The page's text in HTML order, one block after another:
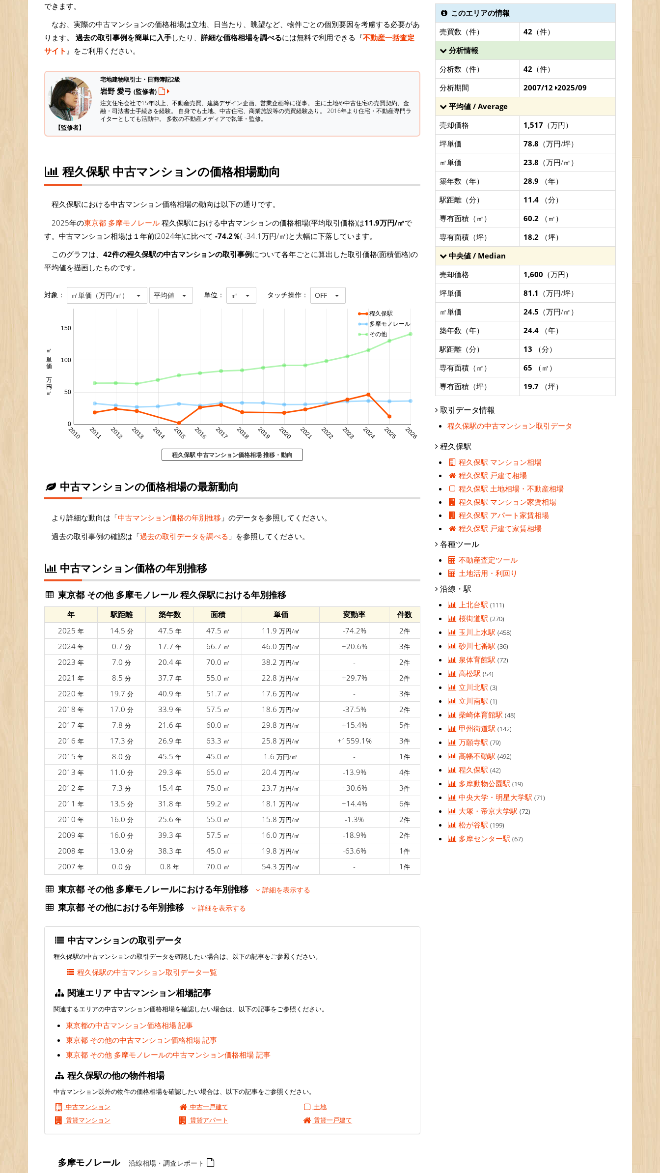
できます。
なお、実際の中古マンションの価格相場は立地、日当たり、眺望など、物件ごとの個別要因を考慮する必要があ
ります。 過去の取引事例を簡単に入手したり、 詳細な価格相場を調べるには無料で利用できる『不動産一括査定
サイト 』をご利用ください。
【監修者】
宅地建物取引士・日商簿記2級
岩野 愛弓 (監修者)
注文住宅会社で15年以上、不動産売買、建築デザイン企画、営業企画等に従事。 主に土地や中古住宅の売買契約、金
融・司法書士手続きを経験。 自身でも土地、中古住宅、商業施設等の売買経験あり。 2016年より住宅・不動産専門ラ
イターとしても活動中。 多数の不動産メディアで執筆・監修。
程久保駅 中古マンションの価格相場動向
程久保駅における中古マンション価格相場の動向は以下の通りです。
2025年の東京都 多摩モノレール 程久保駅における中古マンションの価格相場(平均取引価格)は11.9万円/㎡で
す。中古マンション相場は１年前(2024年)に比べて -74.2％( -34.1万円/㎡)と大幅に下落しています。
このグラフは、 42件の程久保駅の中古マンションの取引事例について各年ごとに算出した取引価格(面積価格)の
平均値を描画したものです。
対象： ㎡単価（万円/㎡） 平均値 単位： ㎡ タッチ操作： OFF
2010 2011 2012 2013 2014 2015 2016 2017 2018 2019 2020 2021 2022 2023 2024 2025 2026
0
50
100
150
㎡単価 万円/㎡
程久保駅
多摩モノレール
その他
程久保駅 中古マンション価格相場 推移・動向
中古マンションの価格相場の最新動向
より詳細な動向は「中古マンション価格の年別推移 」のデータを参照してください。
過去の取引事例の確認は「過去の取引データを調べる 」を参照してください。
中古マンション価格の年別推移
東京都 その他 多摩モノレール 程久保駅における年別推移
年 駅距離 築年数 面積 単価 変動率
件数
2025 年 14.5 分 47.5 年 47.5 ㎡ 11.9 万円/㎡ -74.2% 2件
2024 年 0.7 分 17.7 年 66.7 ㎡ 46.0 万円/㎡ +20.6% 3件
2023 年 7.0 分 20.4 年 70.0 ㎡ 38.2 万円/㎡ - 2件
2021 年 8.5 分 37.7 年 55.0 ㎡ 22.8 万円/㎡ +29.7% 2件
2020 年 19.7 分 40.9 年 51.7 ㎡ 17.6 万円/㎡ - 3件
2018 年 17.0 分 33.9 年 57.5 ㎡ 18.6 万円/㎡ -37.5% 2件
2017 年 7.8 分 21.6 年 60.0 ㎡ 29.8 万円/㎡ +15.4% 5件
2016 年 17.3 分 26.9 年 63.3 ㎡ 25.8 万円/㎡ +1559.1% 3件
2015 年 8.0 分 45.5 年 45.0 ㎡ 1.6 万円/㎡ - 1 件
2013 年 11.0 分 29.3 年 65.0 ㎡ 20.4 万円/㎡ -13.9% 4件
2012 年 7.3 分 15.4 年 75.0 ㎡ 23.7 万円/㎡ +30.6% 3件
2011 年 13.5 分 31.8 年 59.2 ㎡ 18.1 万円/㎡ +14.4% 6件
2010 年 16.0 分 25.6 年 55.0 ㎡ 15.8 万円/㎡ -1.3% 2件
2009 年 16.0 分 39.3 年 57.5 ㎡ 16.0 万円/㎡ -18.9% 2件
2008 年 13.0 分 38.3 年 45.0 ㎡ 19.8 万円/㎡ -63.6% 1 件
2007 年 0.0 分 0.8 年 70.0 ㎡ 54.3 万円/㎡ - 1 件
東京都 その他 多摩モノレールにおける年別推移 詳細を表示する
東京都 その他における年別推移 詳細を表示する
中古マンションの取引データ
程久保駅の中古マンションの取引データを確認したい場合は、以下の記事をご参照ください。
程久保駅の中古マンション取引データ一覧
関連エリア 中古マンション相場記事
関連するエリアの中古マンション価格相場を確認したい場合は、以下の記事をご参照ください。
東京都の中古マンション価格相場 記事
東京都 その他の中古マンション価格相場 記事
東京都 その他 多摩モノレールの中古マンション価格相場 記事
程久保駅の他の物件相場
中古マンション以外の物件の価格相場を確認したい場合は、以下の記事をご参照ください。
中古マンション
中古一戸建て
土地
賃貸マンション
賃貸アパート 賃貸一戸建て
多摩モノレール沿線相場・調査レポート
このエリアの情報
売買数（件）
42 （件）
分析情報
分析数（件）
42 （件）
分析期間
2007/12 2025/09
平均値 / Average
売却価格
1,517 （万円）
坪単価
78.8 （万円/坪）
㎡単価
23.8 （万円/㎡）
築年数（年）
28.9 （年）
駅距離（分）
11.4 （分）
専有面積（㎡）
60.2 （㎡）
専有面積（坪）
18.2 （坪）
中央値 / Median
売却価格
1,600 （万円）
坪単価
81.1 （万円/坪）
㎡単価
24.5 （万円/㎡）
築年数（年）
24.4 （年）
駅距離（分）
13 （分）
専有面積（㎡）
65 （㎡）
専有面積（坪）
19.7 （坪）
取引データ情報
程久保駅の中古マンション取引データ
程久保駅
程久保駅 マンション相場
程久保駅 戸建て相場
程久保駅 土地相場・不動産相場
程久保駅 マンション家賃相場
程久保駅 アパート家賃相場
程久保駅 戸建て家賃相場
各種ツール
不動産査定ツール
土地活用・利回り
沿線・駅
上北台駅(111)
桜街道駅(270)
玉川上水駅(458)
砂川七番駅(36)
泉体育館駅(72)
高松駅(54)
立川北駅(3)
立川南駅(1)
柴崎体育館駅(48)
甲州街道駅(142)
万願寺駅(79)
高幡不動駅(492)
程久保駅(42)
多摩動物公園駅(19)
中央大学・明星大学駅(71)
大塚・帝京大学駅(72)
松が谷駅(199)
多摩センター駅(67)